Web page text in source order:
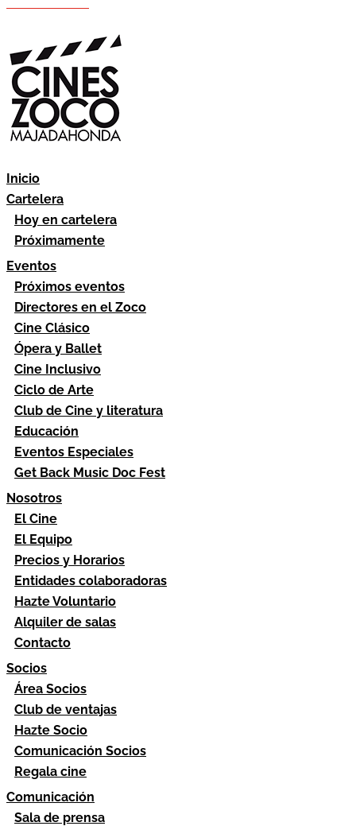
Inicio
Cartelera
Hoy en cartelera
Próximamente
Eventos
Próximos eventos
Directores en el Zoco
Cine Clásico
Ópera y Ballet
Cine Inclusivo
Ciclo de Arte
Club de Cine y literatura
Educación
Eventos Especiales
Get Back Music Doc Fest
Nosotros
El Cine
El Equipo
Precios y Horarios
Entidades colaboradoras
Hazte Voluntario
Alquiler de salas
Contacto
Socios
Área Socios
Club de ventajas
Hazte Socio
Comunicación Socios
Regala cine
Comunicación
Sala de prensa